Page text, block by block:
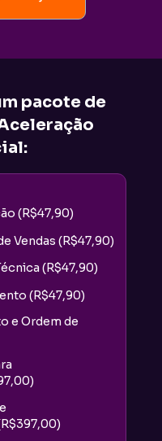
pacote de
(R$47,90)
Vendas (R$47,90)
(R$47,90)
(R$47,90)
e Ordem de